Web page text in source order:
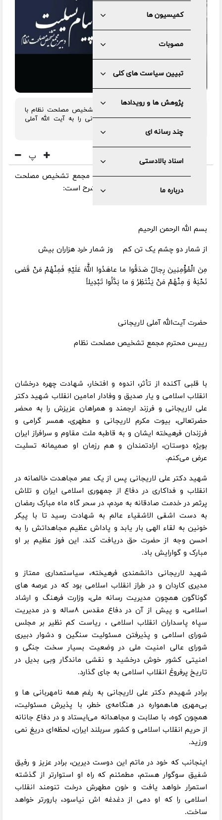
کمیسیون ها
مصوبات
تبیین سیاست های کلی
پژوهش ها و رویدادها
چند رسانه ای
اسناد بالادستی
درباره ما
دکتر محمد باقر ذوالقدر، دبیر مجمع تشخیص مصلحت نظام با
صدور پیامی شهادت دکتر علی لاریجانی را به آیت الله آملی
لاریجانی تسلیت گفت.
پ
به گزارش مرکز رسانه و روابط عمومی مجمع تشخیص مصلحت
نظام، متن پیام دکتر ذوالقدر به این شرح است:
بسم الله الرحمن الرحیم
از شمار دو چشم یک تن کم وز شمار خرد هزاران بیش
مِنَ الْمُؤْمِنِينَ رِجالٌ صَدَقُوا ما عاهَدُوا اللَّهَ عَلَيْهِ فَمِنْهُمْ مَنْ قَضى‌
نَحْبَهُ وَ مِنْهُمْ مَنْ يَنْتَظِرُ وَ ما بَدَّلُوا تَبْدِيلاً
حضرت آیت‌الله آملی لاریجانی
رییس محترم مجمع تشخیص مصلحت نظام
با قلبی آکنده از تأثر، اندوه و افتخار، شهادت چهره درخشان
انقلاب اسلامی و یار صدیق و وفادار امامین انقلاب شهید دکتر
علی لاریجانی و فرزند ارجمند و همراهان عزیزش را به محضر
حضرتعالی، بیوت مکرم لاریجانی و مطهری، همسر گرامی و
فرزندان فرهیخته ایشان و به قاطبه ملت مقاوم و سرافراز ایران
بویژه دوستان، ارادتمندان و هم رزمان او صمیمانه تسلیت
عرض می‌کنم.
شهید دکتر علی لاریجانی پس از یک عمر مجاهدت خالصانه در
انقلاب و فداکاری در دفاع از جمهوری اسلامی ایران و تلاش
پرثمر در خدمت صادقانه به مردم، در سحر گاه ماه مبارک رمضان
به دست اشقی الاشقیاء عالم به شهادت رسید تا با پیکر
خونین به لقاء الهی بار یابد و پاداش عظیم مجاهداتش را به
احسن وجه از حضرت حق دریافت کند. این فوز عظیم بر او
مبارک و گوارایش باد.
شهید لاریجانی دانشمندی فرهیخته، سیاستمداری ممتاز و
مدیری کاردان و در طراز انقلاب اسلامی بود که در عرصه های
گوناگون همچون مدیریت رسانه ملی، وزارت فرهنگ و ارشاد
اسلامی، و پیش از آن در دفاع مقدس ۸ساله و در مدیریت
سپاه پاسداران انقلاب اسلامی ، ریاست کم نظیر بر مجلس
شورای اسلامی و پذیرفتن مسئولیت سنگین و دشوار دبیری
شورای عالی امنیت ملی در وضعیت بسیار سخت جنگی و
امنیتی کشور خوش درخشید و نقشی ماندگار وبی بدیل در
تاریخ پرفروغ انقلاب اسلامی به جای گذارد.
برادر شهیدم دکتر علی لاریجانی به رغم همه نامهربانی ها و
بی‌مهری ها،همواره در هنگامه‌ی خطر، با پذیرش مسئولیت،
همچون کوه، با صلابت و مجاهدانه می‌ایستاد و در دفاع جانانه
از حریم انقلاب اسلامی و کشور سربلند ایران، لحظه‌ای دریغ نمی
ورزید.
اینجانب که خود در ماتم این دوست دیرین، برادر عزیز و رفیق
شفیق سوگوار هستم، مطمئنم که راه او استوارتر از گذشته
استمرار خواهد یافت و خون مطهرش درخت تنومند انقلاب
اسلامی را که او دمی از دغدغه اش نیاسود، بارورتر خواهد
ساخت.